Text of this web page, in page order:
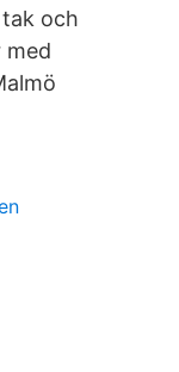
och
med